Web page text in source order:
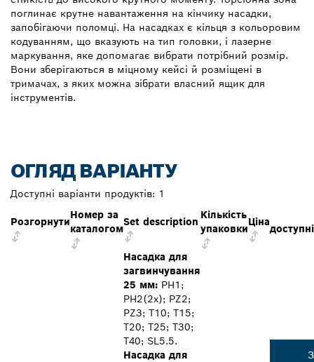
поглинає крутне навантаження на кінчику насадки,
запобігаючи поломці. На насадках є кільця з кольоровим
кодуванням, що вказують на тип головки, і лазерне
маркування, яке допомагає вибрати потрібний розмір.
Вони зберігаються в міцному кейсі й розміщені в
тримачах, з яких можна зібрати власний ящик для
інструментів.
ОГЛЯД ВАРІАНТУ
Доступні варіанти продуктів: 1
Розгорнути
Номер за
каталогом
Set description
Кількість
упаковки
Ціна
Насадка для
загвинчування
25 мм: PH1;
PH2(2x); PZ2;
PZ3; T10; T15;
T20; T25; T30;
T40; SL5.5.
Насадка для